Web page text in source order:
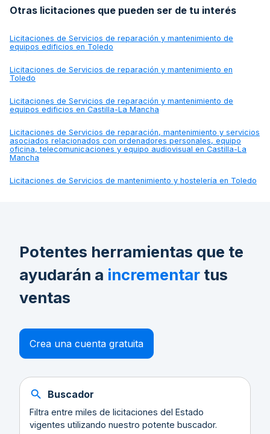
Otras licitaciones que pueden ser de tu interés
Licitaciones de Servicios de reparación y mantenimiento de
equipos edificios en Toledo
Licitaciones de Servicios de reparación y mantenimiento en
Toledo
Licitaciones de Servicios de reparación y mantenimiento de
equipos edificios en Castilla-La Mancha
Licitaciones de Servicios de reparación, mantenimiento y servicios
asociados relacionados con ordenadores personales, equipo
oficina, telecomunicaciones y equipo audiovisual en Castilla-La
Mancha
Licitaciones de Servicios de mantenimiento y hostelería en Toledo
Potentes herramientas que te
ayudarán a incrementar tus
ventas
Crea una cuenta gratuita
Buscador
Filtra entre miles de licitaciones del Estado
vigentes utilizando nuestro potente buscador.